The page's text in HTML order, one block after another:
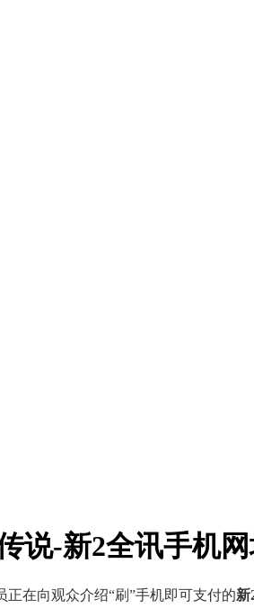
说-新2全讯手机
在向观众介绍“刷”手机即可支付的新